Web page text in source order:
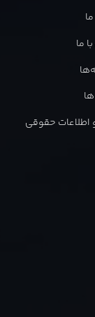
ما
اطلاعات حقوقی